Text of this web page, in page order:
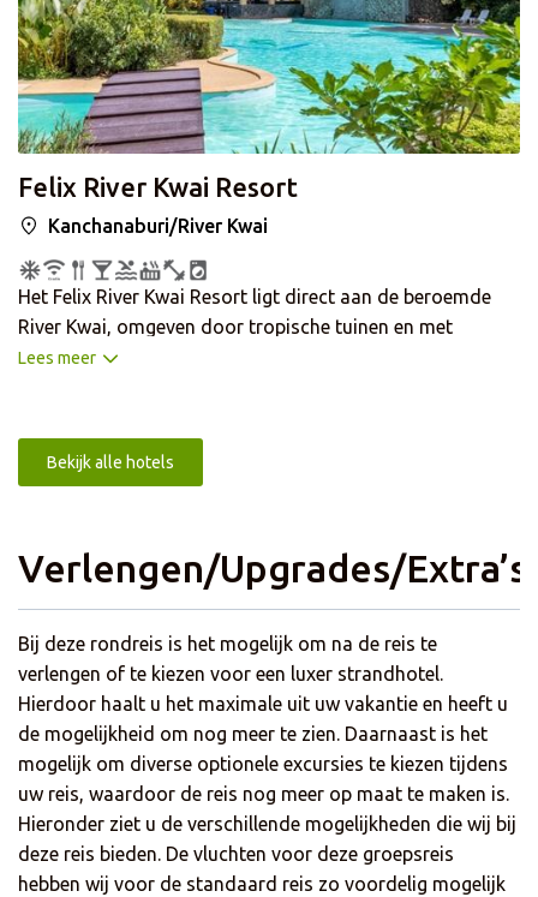
Felix River Kwai Resort
Kanchanaburi/River Kwai
Het Felix River Kwai Resort ligt direct aan de beroemde
River Kwai, omgeven door tropische tuinen en met
uitzicht op de groene heuvels van Kanchanaburi. Het is
Erawan Nationaal Park. Het resort beschikt over twee
zwembaden met ligbedden, meerdere restaurants en een
uitgestrekte tuinen. Voor extra gemak zijn er ook een
souvenirwinkel en een wasservice aanwezig. WiFi is gratis
zijn comfortabel en voorzien van airconditioning,
televisie, minibar, koffie- en theefaciliteiten en een
badkamer met bad en/of douche, een föhn en gratis
toiletartikelen. Vanaf het balkon of terras kijkt u uit over
de tuin.
Lees meer
Bekijk alle hotels
Verlengen/Upgrades/Extra’s
Bij deze rondreis is het mogelijk om na de reis te
verlengen of te kiezen voor een luxer strandhotel.
Hierdoor haalt u het maximale uit uw vakantie en heeft u
de mogelijkheid om nog meer te zien. Daarnaast is het
mogelijk om diverse optionele excursies te kiezen tijdens
uw reis, waardoor de reis nog meer op maat te maken is.
Hieronder ziet u de verschillende mogelijkheden die wij bij
deze reis bieden. De vluchten voor deze groepsreis
hebben wij voor de standaard reis zo voordelig mogelijk